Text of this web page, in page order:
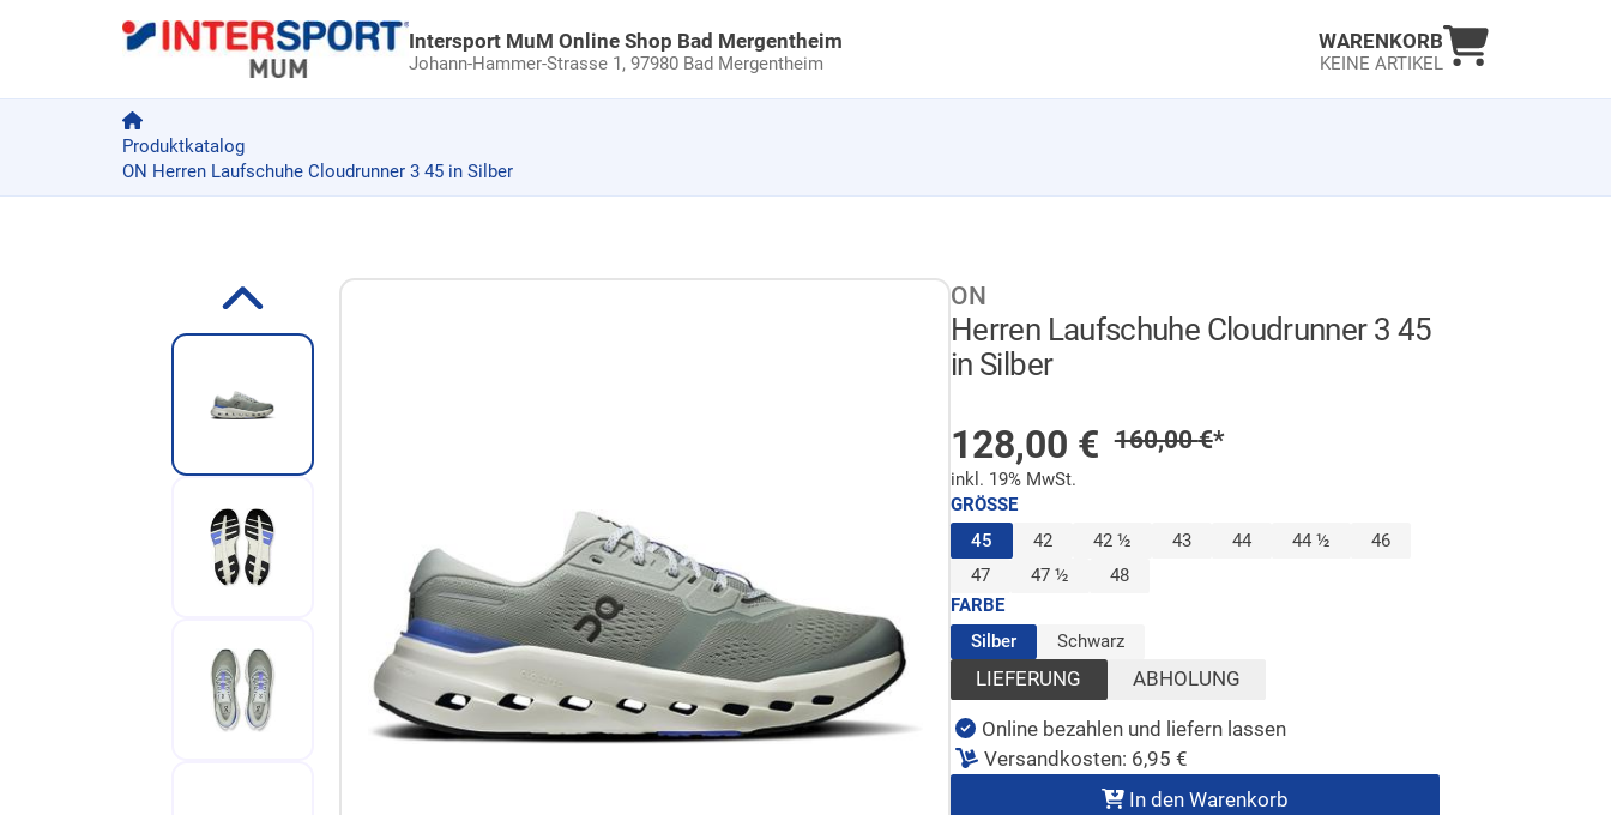
Intersport MuM Online Shop Bad Mergentheim
Johann-Hammer-Strasse 1,97980 Bad Mergentheim
WARENKORB
KEINE ARTIKEL
Warenkorb
Produktkatalog
ON Herren Laufschuhe Cloudrunner 3 45 in Silber
Zur Produktbeschreibung springen ON
Herren Laufschuhe Cloudrunner 3 45
in Silber
Sonderpreis
128,00 € Regulärer Preis
160,00€*
inkl. 19% MwSt.
GRÖSSE
45 (ausgewählt)
42 42 ½ 43 44 44 ½
46
47
47 ½
48
FARBE
Silber(ausgewählt)
Schwarz
LIEFERUNG ABHOLUNG
Online bezahlen und liefern lassen
Versandkosten: 6,95 €
In den Warenkorb